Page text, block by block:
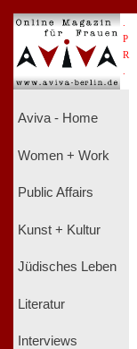
P
R
Aviva - Home
Women + Work
Public Affairs
Kunst + Kultur
Jüdisches Leben
Literatur
Interviews